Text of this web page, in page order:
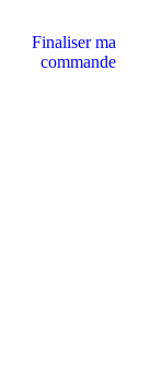
Finaliser ma
commande